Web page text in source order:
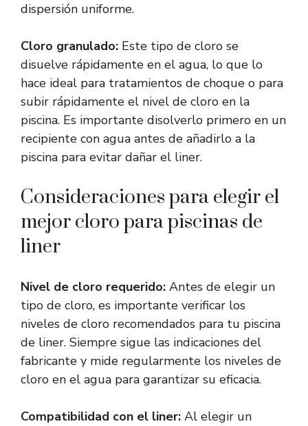
dispersión uniforme.
Cloro granulado: Este tipo de cloro se
disuelve rápidamente en el agua, lo que lo
hace ideal para tratamientos de choque o para
subir rápidamente el nivel de cloro en la
piscina. Es importante disolverlo primero en un
recipiente con agua antes de añadirlo a la
piscina para evitar dañar el liner.
Consideraciones para elegir el
mejor cloro para piscinas de
liner
Nivel de cloro requerido: Antes de elegir un
tipo de cloro, es importante verificar los
niveles de cloro recomendados para tu piscina
de liner. Siempre sigue las indicaciones del
fabricante y mide regularmente los niveles de
cloro en el agua para garantizar su eficacia.
Compatibilidad con el liner: Al elegir un